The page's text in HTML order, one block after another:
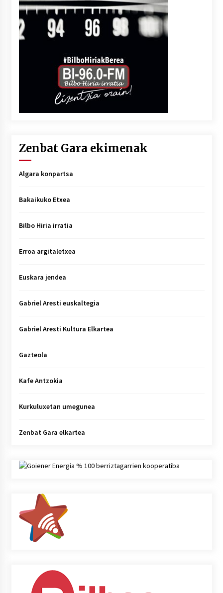
Zenbat Gara ekimenak
Algara konpartsa
Bakaikuko Etxea
Bilbo Hiria irratia
Erroa argitaletxea
Euskara jendea
Gabriel Aresti euskaltegia
Gabriel Aresti Kultura Elkartea
Gazteola
Kafe Antzokia
Kurkuluxetan umegunea
Zenbat Gara elkartea